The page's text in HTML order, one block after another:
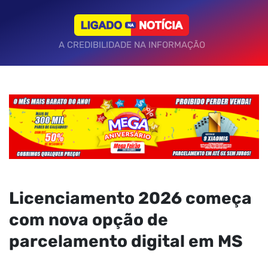
A CREDIBILIDADE NA INFORMAÇÃO
Licenciamento 2026 começa
com nova opção de
parcelamento digital em MS